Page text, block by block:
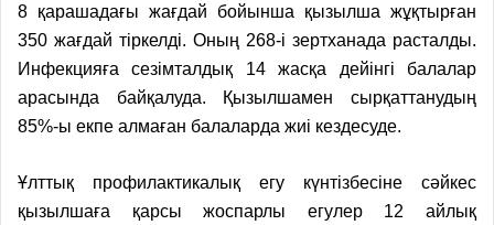
8 қарашадағы жағдай бойынша қызылша жұқтырған
350 жағдай тіркелді. Оның 268-і зертханада расталды.
Инфекцияға сезімталдық 14 жасқа дейінгі балалар
арасында байқалуда. Қызылшамен сырқаттанудың
85%-ы екпе алмаған балаларда жиі кездесуде.
Ұлттық профилактикалық егу күнтізбесіне сәйкес
қызылшаға қарсы жоспарлы егулер 12 айлық